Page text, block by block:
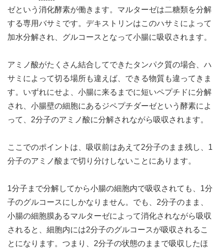
ゼという消化酵素が働きます。マルターゼは二糖類を分解
する専用バサミです。デキストリンはこのハサミによって
加水分解され、グルコースとなって小腸に吸収されます。
アミノ酸がたくさん結合してできたタンパク質の場合、ハ
サミによって切る場所も違えば、できる物質も違ってきま
す。いずれにせよ、小腸に来るまでに短いペプチドに分解
され、小腸壁の細胞にあるジペプチダーゼという酵素によ
って、2分子のアミノ酸に分解されながら吸収されます。
ここでのポイントは、吸収前はあえて2分子のまま残し、1
分子のアミノ酸まで切り分けしないことにあります。
1分子まで分解してから小腸の細胞内で吸収されても、1分
子のグルコースにしかなりません。でも、2分子のまま、
小腸の細胞膜あるマルターゼによって消化されながら吸収
されると、細胞内には2分子のグルコースが吸収されるこ
とになります。つまり、2分子の状態のままで吸収したほ